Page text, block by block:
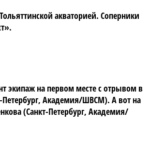
акваторией. Соперники
экипаж на первом месте с отрывом в
Академия/ШВСМ). А вот на
(Санкт-Петербург, Академия/